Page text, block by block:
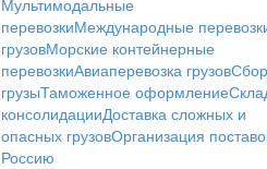
перевозкиМеждународные
грузовМорские контейнерные
перевозкиАвиаперевозка грузов
грузыТаможенное оформление
консолидацииДоставка сложных и
опасных грузовОрганизация
Россию